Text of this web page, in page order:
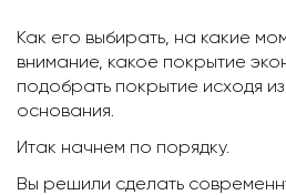
Как его выбирать, на какие
внимание, какое покрытие
подобрать покрытие исходя
основания.
Итак начнем по порядку.
Вы решили сделать